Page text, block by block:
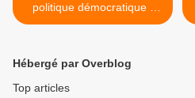
politique démocratique :
apports et limites des
Hébergé par Overblog
Top articles